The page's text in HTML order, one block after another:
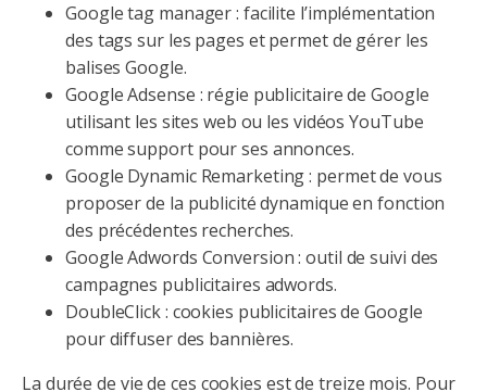
Google tag manager : facilite l’implémentation
des tags sur les pages et permet de gérer les
balises Google.
Google Adsense : régie publicitaire de Google
utilisant les sites web ou les vidéos YouTube
comme support pour ses annonces.
Google Dynamic Remarketing : permet de vous
proposer de la publicité dynamique en fonction
des précédentes recherches.
Google Adwords Conversion : outil de suivi des
campagnes publicitaires adwords.
DoubleClick : cookies publicitaires de Google
pour diffuser des bannières.
La durée de vie de ces cookies est de treize mois. Pour